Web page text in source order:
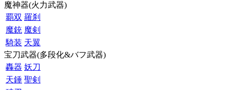
魔神器(火力武器)
覇双 羅刹
魔銃 魔剣
騎装 天翼
宝刀武器(多段化&バフ武器)
轟器 妖刀
天錘 聖剣